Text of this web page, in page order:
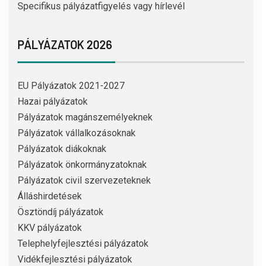
Specifikus pályázatfigyelés vagy hírlevél
PÁLYÁZATOK 2026
EU Pályázatok 2021-2027
Hazai pályázatok
Pályázatok magánszemélyeknek
Pályázatok vállalkozásoknak
Pályázatok diákoknak
Pályázatok önkormányzatoknak
Pályázatok civil szervezeteknek
Álláshirdetések
Ösztöndíj pályázatok
KKV pályázatok
Telephelyfejlesztési pályázatok
Vidékfejlesztési pályázatok